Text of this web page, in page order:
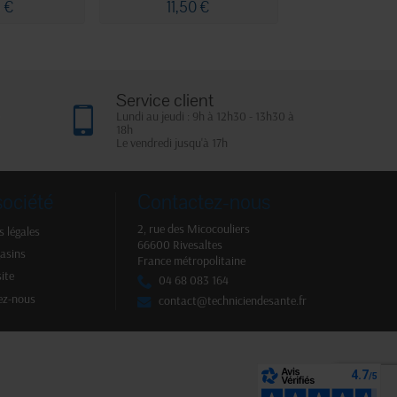
€
11,50 €
Service client
Lundi au jeudi : 9h à 12h30 - 13h30 à
18h
Le vendredi jusqu'à 17h
légales
nous
Contactez-nous
2, rue des Micocouliers
66600 Rivesaltes
France métropolitaine
04 68 083 164
contact@techniciendesante.fr